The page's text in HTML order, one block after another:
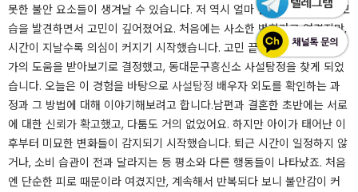
못한 불안 요소들이 생겨날 수 있습니다. 저 역시 얼마 전 남편의 변화된 모
습을 발견하면서 고민이 깊어졌어요. 처음에는 사소한 변화라고 여겼지만,
시간이 지날수록 의심이 커지기 시작했습니다. 고민 끝에 믿을 만한 전문
가의 도움을 받아보기로 결정했고, 동대문구흥신소 사설탐정을 찾게 되었
습니다. 오늘은 이 경험을 바탕으로 사설탐정 배우자 외도를 확인하는 과
정과 그 방법에 대해 이야기해보려고 합니다.​남편과 결혼한 초반에는 서로
에 대한 신뢰가 확고했고, 다툼도 거의 없었어요. 하지만 아이가 태어난 이
후부터 미묘한 변화들이 감지되기 시작했습니다. 퇴근 시간이 일정하지 않
거나, 소비 습관이 전과 달라지는 등 평소와 다른 행동들이 나타났죠. 처음
엔 단순한 피로 때문이라 여겼지만, 계속해서 반복되다 보니 불안감이 커